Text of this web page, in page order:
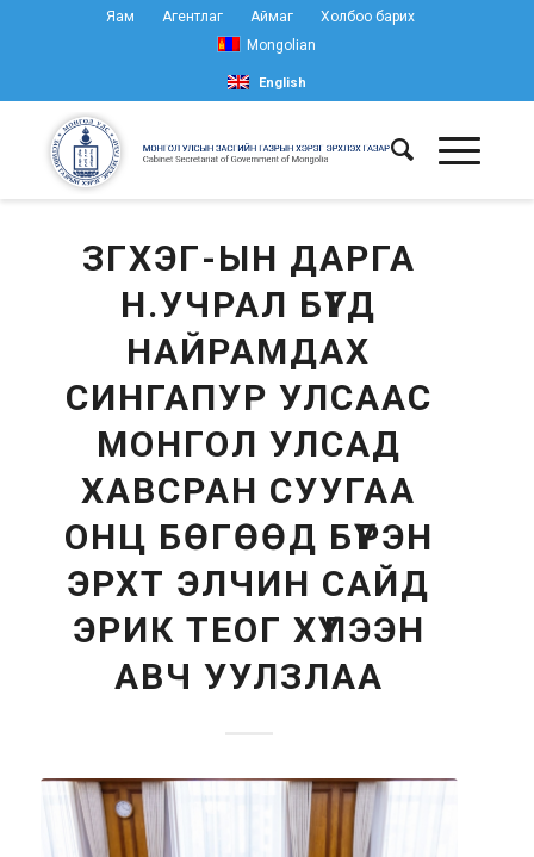
Яам Агентлаг Аймаг
Холбоо барих
Mongolian
English
ЗГХЭГ-ЫН ДАРГА
Н.УЧРАЛ БҮГД
НАЙРАМДАХ
СИНГАПУР УЛСААС
МОНГОЛ УЛСАД
ХАВСРАН СУУГАА
ОНЦ БӨГӨӨД БҮРЭН
ЭРХТ ЭЛЧИН САЙД
ЭРИК ТЕОГ ХҮЛЭЭН
АВЧ УУЛЗЛАА